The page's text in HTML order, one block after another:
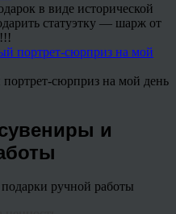
в виде исторической
статуэтку — шарж от
портрет-сюрприз на мой день
и